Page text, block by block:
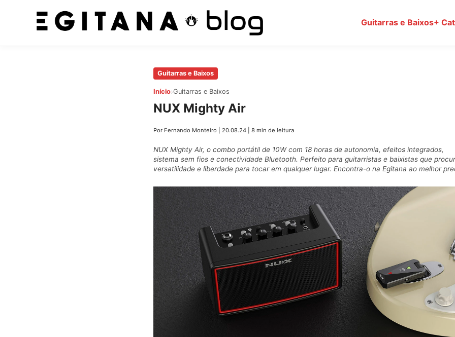
Guitarras e Baixos+
Guitarras e Baixos
Início›Guitarras e Baixos
NUX Mighty Air
Por Fernando Monteiro 20.08.24 8 min de leitura
NUX Mighty Air, o combo portátil de 10W com 18 horas de autonomia, efeitos integrados,
sistema sem fios e conectividade Bluetooth. Perfeito para guitarristas e baixistas que
versatilidade e liberdade para tocar em qualquer lugar. Encontra-o na Egitana ao melhor